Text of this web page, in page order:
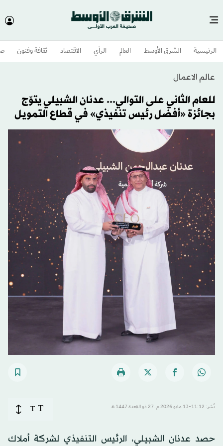
الرئيسية الشرق الأوسط​ العالم الرأي الاقتصاد ثقافة وفنون
عالم الاعمال
للعام الثاني على التوالي... عدنان الشبيلي يتوّج
بجائزة «أفضل رئيس تنفيذي» في قطاع التمويل
نُشر: 11:12-13 مايو 2026 م ـ 27 ذو القِعدة 1447 هـ T
T
حصد عدنان الشبيلي، الرئيس التنفيذي لشركة أملاك